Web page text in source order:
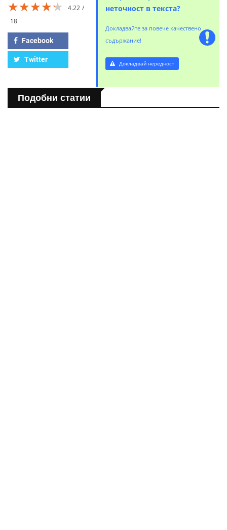
★★★★★
★★★★★
★★★★★
4.22
18
Facebook
Twitter
неточност в текста?
Докладвайте за повече качествено
съдържание!
Докладвай нередност
Подобни статии